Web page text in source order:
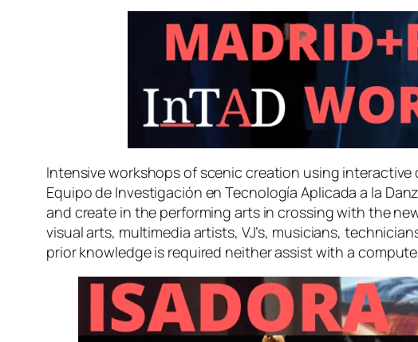
Intensive workshops of scenic creation using
Equipo de Investigación en Tecnología Aplicada a la
and create in the performing arts in crossing with the
visual arts, multimedia artists, VJ’s, musicians,
prior knowledge is required neither assist with a